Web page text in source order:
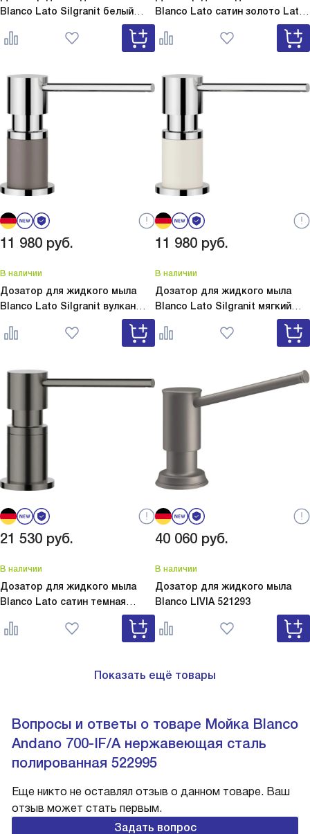
Blanco Lato Silgranit белый
Lato Silgranit белый 525814
Blanco Lato сатин золото Lato
11 980 руб.
В наличии
Дозатор для жидкого мыла
Blanco Lato Silgranit вулкан
Lato Silgranit вулкан
серый 526954
11 980 руб.
В наличии
Дозатор для жидкого мыла
Blanco Lato Silgranit мягкий
Lato Silgranit мягкий
белый 526955
21 530 руб.
В наличии
Дозатор для жидкого мыла
Blanco Lato сатин темная
Lato сатин темная сталь
527743
40 060 руб.
В наличии
Дозатор для жидкого мыла
Blanco LIVIA 521293
Показать ещё товары
Вопросы и ответы о товаре Мойка Blanco
Andano 700-IF/A нержавеющая сталь
полированная 522995
Еще никто не оставлял отзыв о данном товаре. Ваш
отзыв может стать первым.
Задать вопрос